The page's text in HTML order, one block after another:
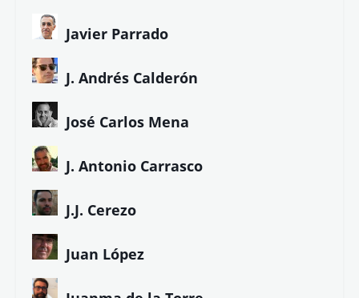
Javier Parrado
J. Andrés Calderón
José Carlos Mena
J. Antonio Carrasco
J.J. Cerezo
Juan López